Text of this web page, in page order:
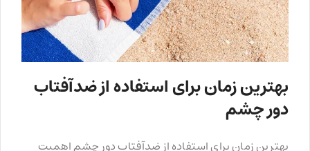
بهترین زمان برای استفاده از ضدآفتاب
دور چشم
بهترین زمان برای استفاده از ضدآفتاب دور چشم اهمیت